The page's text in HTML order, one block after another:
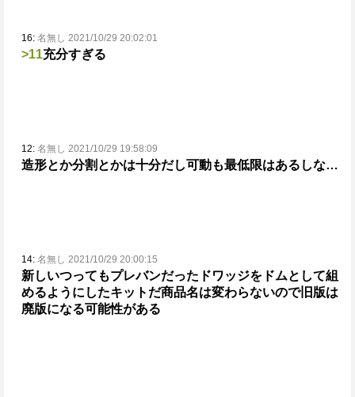
16: 名無し 2021/10/29 20:02:01
>11充分すぎる
12: 名無し 2021/10/29 19:58:09
造形とか分割とかは十分だし可動も最低限はあるしな…
14: 名無し 2021/10/29 20:00:15
新しいつってもプレバンだったドワッジをドムとして組
めるようにしたキットだ商品名は変わらないので旧版は
廃版になる可能性がある